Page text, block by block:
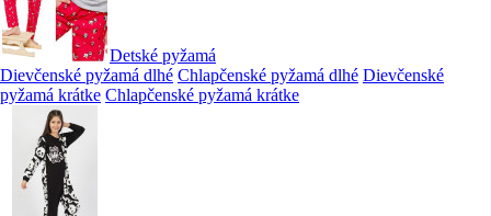
Detské pyžamá
Dievčenské pyžamá dlhé Chlapčenské pyžamá dlhé Dievčenské
pyžamá krátke Chlapčenské pyžamá krátke